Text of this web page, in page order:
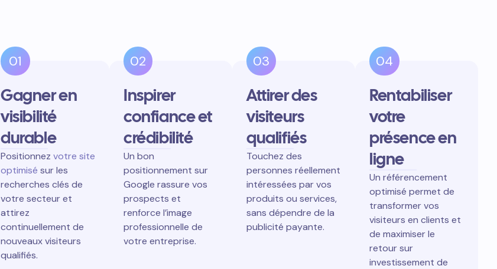
01
Gagner en
visibilité
durable
Positionnez votre site
optimisé sur les
recherches clés de
votre secteur et
attirez
continuellement de
nouveaux visiteurs
qualifiés.
02
Inspirer
confiance et
crédibilité
Un bon
positionnement sur
Google rassure vos
prospects et
renforce l’image
professionnelle de
votre entreprise.
03
Attirer des
visiteurs
qualifiés
Touchez des
personnes réellement
intéressées par vos
produits ou services,
sans dépendre de la
publicité payante.
04
Rentabiliser
votre
présence en
ligne
Un référencement
optimisé permet de
transformer vos
visiteurs en clients et
de maximiser le
retour sur
investissement de